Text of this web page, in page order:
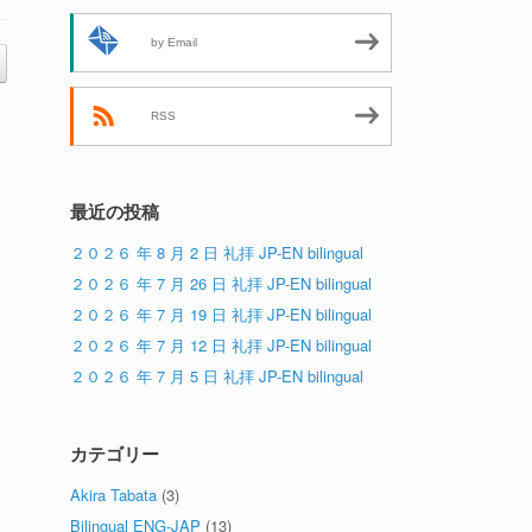
by Email
RSS
最近の投稿
２０２６ 年 8 月 2 日 礼拝 JP-EN bilingual
２０２６ 年 7 月 26 日 礼拝 JP-EN bilingual
２０２６ 年 7 月 19 日 礼拝 JP-EN bilingual
２０２６ 年 7 月 12 日 礼拝 JP-EN bilingual
２０２６ 年 7 月 5 日 礼拝 JP-EN bilingual
カテゴリー
Akira Tabata (3)
Bilingual ENG-JAP (13)